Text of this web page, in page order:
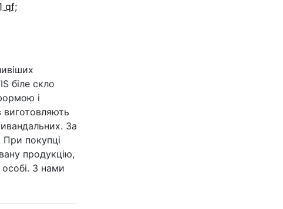
qf;
біле скло
і
виготовляють
За
покупці
продукцію,
З нами